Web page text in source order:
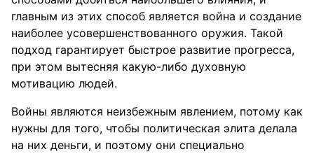
главным из этих способ является война и создание
наиболее усовершенствованного оружия. Такой
подход гарантирует быстрое развитие прогресса,
при этом вытесняя какую-либо духовную
мотивацию людей.
Войны являются неизбежным явлением, потому как
нужны для того, чтобы политическая элита делала
на них деньги, и поэтому они специально